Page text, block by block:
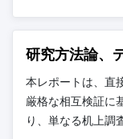
グローバ
層に属さ
域・国内
ーダー企業
新興の破
業、スタ
研究方法論、
本レポートは、直
厳格な相互検証に
り、単なる机上調